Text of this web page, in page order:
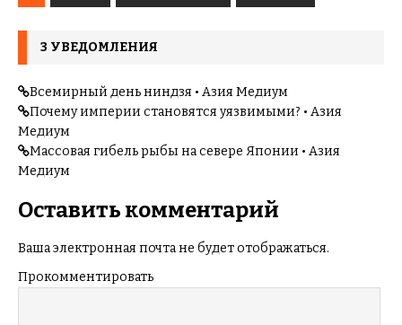
3 УВЕДОМЛЕНИЯ
Всемирный день ниндзя • Азия Медиум
Почему империи становятся уязвимыми? • Азия
Медиум
Массовая гибель рыбы на севере Японии • Азия
Медиум
Оставить комментарий
Ваша электронная почта не будет отображаться.
Прокомментировать